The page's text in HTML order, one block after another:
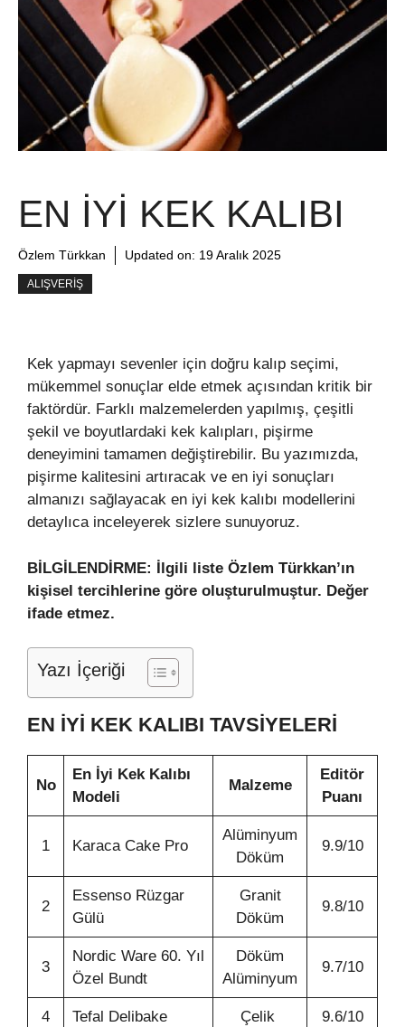
EN İYI KEK KALIBI
Özlem Türkkan Updated on: 19 Aralık 2025
ALIŞVERIŞ
Kek yapmayı sevenler için doğru kalıp seçimi,
mükemmel sonuçlar elde etmek açısından kritik bir
faktördür. Farklı malzemelerden yapılmış, çeşitli
şekil ve boyutlardaki kek kalıpları, pişirme
deneyimini tamamen değiştirebilir. Bu yazımızda,
pişirme kalitesini artıracak ve en iyi sonuçları
almanızı sağlayacak en iyi kek kalıbı modellerini
detaylıca inceleyerek sizlere sunuyoruz.
BİLGİLENDİRME: İlgili liste Özlem Türkkan’ın
kişisel tercihlerine göre oluşturulmuştur. Değer
ifade etmez.
Yazı İçeriği
EN İYI KEK KALIBI TAVSIYELERI
No
En İyi Kek Kalıbı
Modeli
Malzeme
Editör
Puanı
1 Karaca Cake Pro
Alüminyum
Döküm
9.9/10
2
Essenso Rüzgar
Gülü
Granit
Döküm
9.8/10
3
Nordic Ware 60. Yıl
Özel Bundt
Döküm
Alüminyum
9.7/10
4 Tefal Delibake Çelik 9.6/10